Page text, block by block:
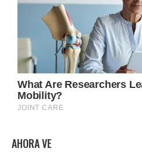
AHORA VE